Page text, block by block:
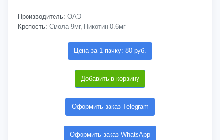
Производитель: ОАЭ
Крепость: Смола-9мг, Никотин-0.6мг
Цена за 1 пачку: 80 руб.
Добавить в корзину
Оформить заказ Telegram
Оформить заказ WhatsApp